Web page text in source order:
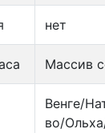
нет
Массив
Венге/
во/